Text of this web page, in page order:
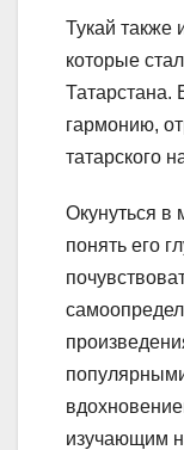
Тукай также
которые
Татарстана.
гармонию,
татарского
Окунуться в
понять его
изучающим